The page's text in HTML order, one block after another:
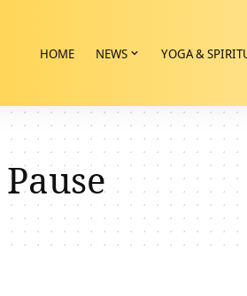
HOME NEWS YOGA &
Pause